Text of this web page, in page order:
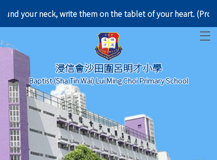
your neck, write them on the tablet of your heart.
浸信會沙田圍呂明才小學
Baptist (Sha Tin Wai) Lui Ming Choi Primary School